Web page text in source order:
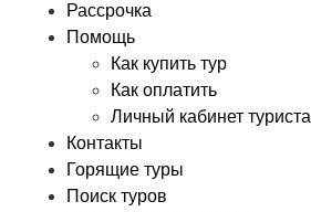
Рассрочка
Помощь
Как купить тур
Как оплатить
Личный кабинет туриста
Контакты
Горящие туры
Поиск туров